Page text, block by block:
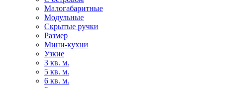
Малогабаритные
Модульные
Скрытые ручки
Размер
Мини-кухни
Узкие
3 кв. м.
5 кв. м.
6 кв. м.